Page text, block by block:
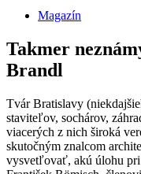
Magazín
Takmer
Brandl
Tvár Bratislavy
staviteľov, sochárov,
viacerých z nich široká
skutočným znalcom
vysvetľovať, akú úlohu